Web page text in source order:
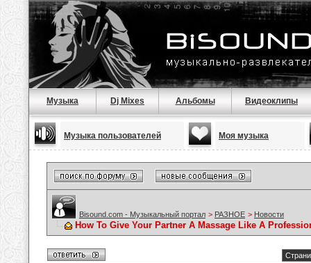
Музыка Dj Mixes Альбомы Видеоклипы
Музыка пользователей Моя музыка
Bisound.com - Музыкальный портал > РАЗНОЕ > Новости
How To Give Your Partner A Massage Like A